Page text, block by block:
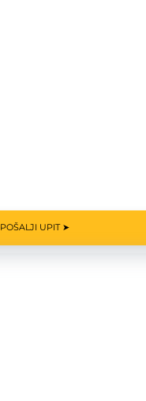
POŠALJI UPIT ➤